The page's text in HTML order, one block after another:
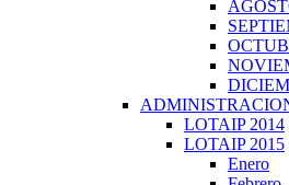
LOTAIP 2014
LOTAIP 2015
Enero